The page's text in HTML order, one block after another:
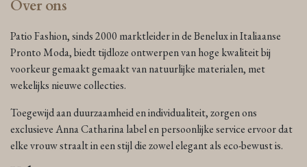
Over ons
Patio Fashion, sinds 2000 marktleider in de Benelux in Italiaanse
Pronto Moda, biedt tijdloze ontwerpen van hoge kwaliteit bij
voorkeur gemaakt gemaakt van natuurlijke materialen, met
wekelijks nieuwe collecties.
Toegewijd aan duurzaamheid en individualiteit, zorgen ons
exclusieve Anna Catharina label en persoonlijke service ervoor dat
elke vrouw straalt in een stijl die zowel elegant als eco-bewust is.